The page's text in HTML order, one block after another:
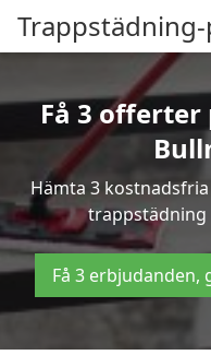
Få 3
Hämta 3
trappstädning
Få 3